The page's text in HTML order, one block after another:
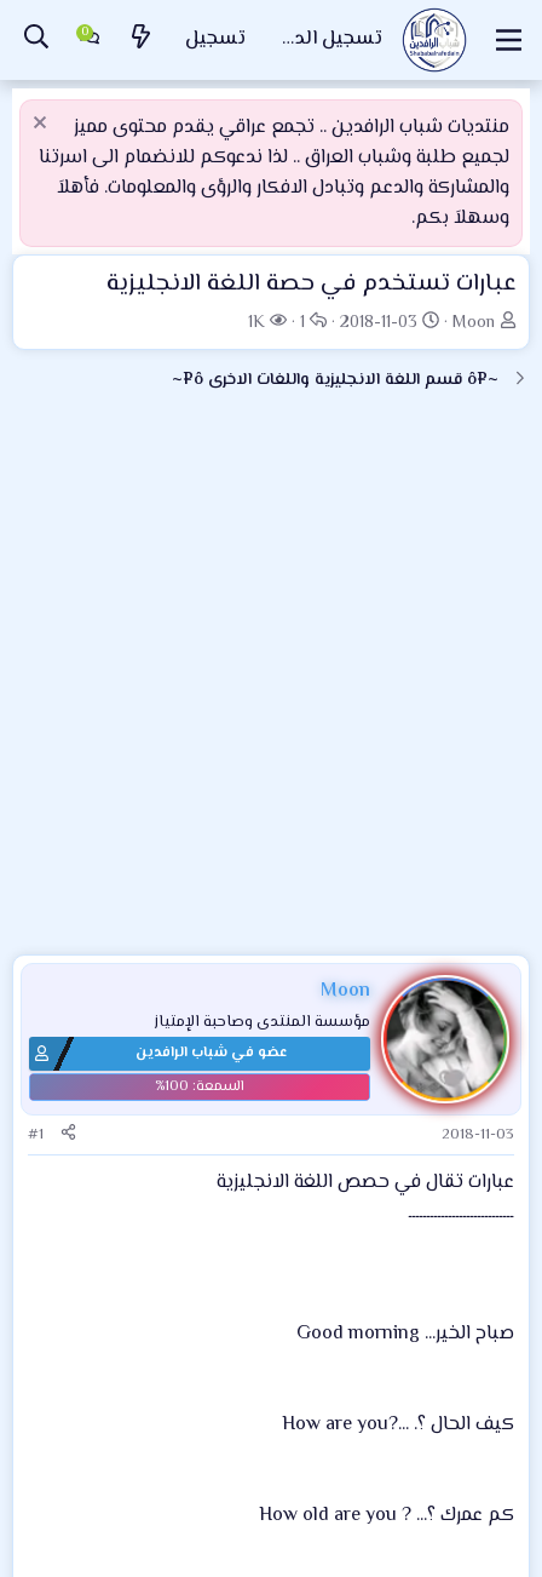
تسجيل الدخول تسجيل
منتديات شباب الرافدين .. تجمع عراقي يقدم محتوى مميز
لجميع طلبة وشباب العراق .. لذا ندعوكم للانضمام الى اسرتنا
والمشاركة والدعم وتبادل الافكار والرؤى والمعلومات. فأهلاَ
وسهلاَ بكم.
عبارات تستخدم في حصة اللغة الانجليزية
ب
ا
د
Moon
ت
ا
ر
2018-11-03
ا
ل
ر
1
ا
ل
م
1K
~¤ô قسم اللغة الانجليزية واللغات الاخرى ô¤~
Moon
مؤسسة المنتدى وصاحبة الإمتياز
عضو في شباب الرافدين
2018-11-03
#1
عبارات تقال في حصص اللغة الانجليزية
ـــــــــــــــــــــــــــــ
صباح الخير... Good morning
كيف الحال ؟. ...?How are you
كم عمرك ؟... ? How old are you